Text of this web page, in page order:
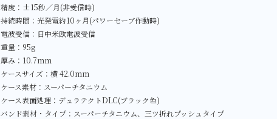
精度：±15秒／月(非受信時)
持続時間：光発電約10ヶ月(パワーセーブ作動時)
電波受信：日中米欧電波受信
重量：95g
厚み：10.7mm
ケースサイズ：横 42.0mm
ケース素材：スーパーチタニウム
ケース表面処理：デュラテクトDLC(ブラック色)
バンド素材・タイプ：スーパーチタニウム、三ツ折れプッシュタイプ